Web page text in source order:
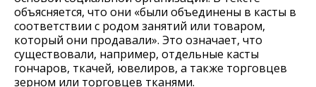
объясняется, что они «были объединены в касты в
соответствии с родом занятий или товаром,
который они продавали». Это означает, что
существовали, например, отдельные касты
гончаров, ткачей, ювелиров, а также торговцев
зерном или торговцев тканями.